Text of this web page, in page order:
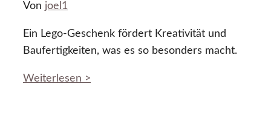
Von joel1
Ein Lego-Geschenk fördert Kreativität und
Baufertigkeiten, was es so besonders macht.
Weiterlesen >